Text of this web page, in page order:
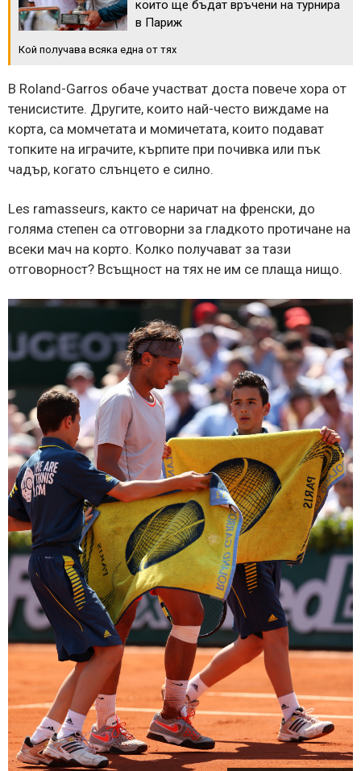
които ще бъдат връчени на турнира
в Париж
Кой получава всяка една от тях
В Roland-Garros обаче участват доста повече хора от
тенисистите. Другите, които най-често виждаме на
корта, са момчетата и момичетата, които подават
топките на играчите, кърпите при почивка или пък
чадър, когато слънцето е силно.
Les ramasseurs, както се наричат на френски, до
голяма степен са отговорни за гладкото протичане на
всеки мач на корто. Колко получават за тази
отговорност? Всъщност на тях не им се плаща нищо.